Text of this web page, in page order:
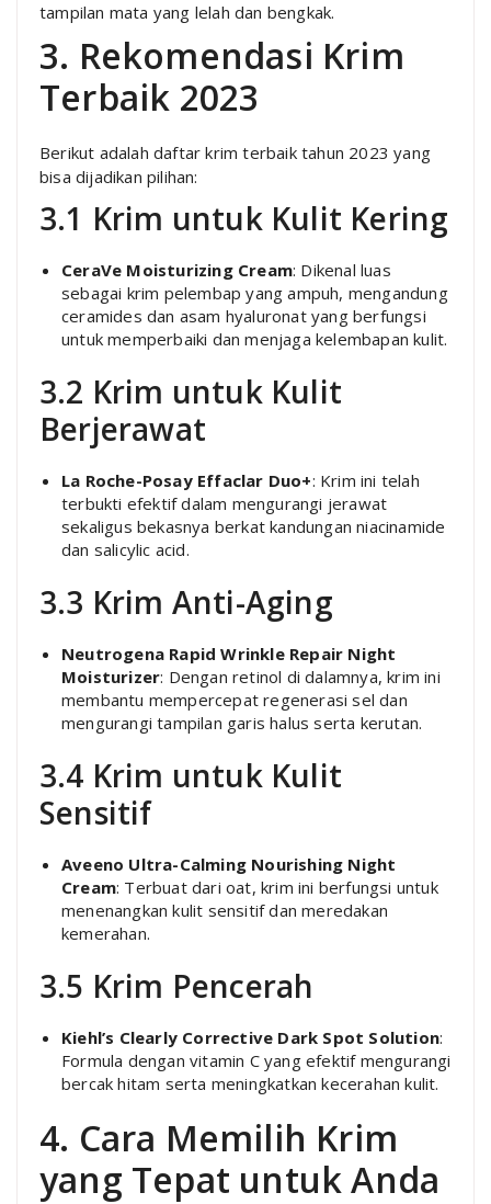
tampilan mata yang lelah dan bengkak.
3. Rekomendasi Krim
Terbaik 2023
Berikut adalah daftar krim terbaik tahun 2023 yang
bisa dijadikan pilihan:
3.1 Krim untuk Kulit Kering
CeraVe Moisturizing Cream: Dikenal luas
sebagai krim pelembap yang ampuh, mengandung
ceramides dan asam hyaluronat yang berfungsi
untuk memperbaiki dan menjaga kelembapan kulit.
3.2 Krim untuk Kulit
Berjerawat
La Roche-Posay Effaclar Duo+: Krim ini telah
terbukti efektif dalam mengurangi jerawat
sekaligus bekasnya berkat kandungan niacinamide
dan salicylic acid.
3.3 Krim Anti-Aging
Neutrogena Rapid Wrinkle Repair Night
Moisturizer: Dengan retinol di dalamnya, krim ini
membantu mempercepat regenerasi sel dan
mengurangi tampilan garis halus serta kerutan.
3.4 Krim untuk Kulit
Sensitif
Aveeno Ultra-Calming Nourishing Night
Cream: Terbuat dari oat, krim ini berfungsi untuk
menenangkan kulit sensitif dan meredakan
kemerahan.
3.5 Krim Pencerah
Kiehl’s Clearly Corrective Dark Spot Solution:
Formula dengan vitamin C yang efektif mengurangi
bercak hitam serta meningkatkan kecerahan kulit.
4. Cara Memilih Krim
yang Tepat untuk Anda